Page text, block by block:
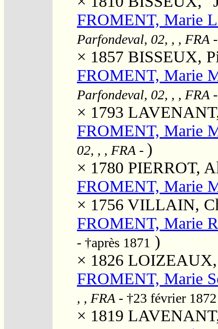
FROMENT, Marie
Parfondeval, 02, , , FRA
× 1857 BISSEUX,
FROMENT, Marie
Parfondeval, 02, , , FRA
× 1793
FROMENT, Marie
02, , , FRA - )
× 1780 PIERROT,
FROMENT, Marie
× 1756 VILLAIN,
FROMENT, Marie
- †après 1871 )
× 1826 LOIZEAUX,
FROMENT, Marie
, , FRA - †23 février
× 1819